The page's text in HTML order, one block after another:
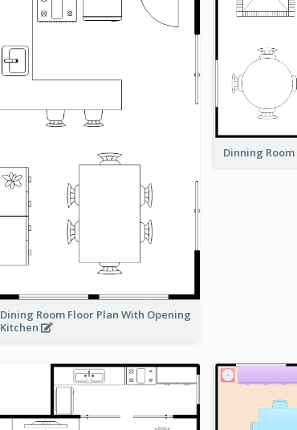
Dining Room Floor Plan With Opening
Kitchen
Dinning